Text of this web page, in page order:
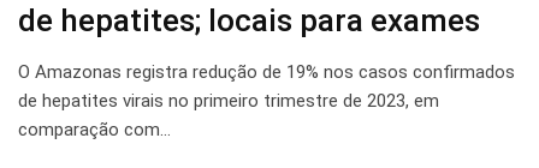
de hepatites; locais para exames
O Amazonas registra redução de 19% nos casos confirmados
de hepatites virais no primeiro trimestre de 2023, em
comparação com…